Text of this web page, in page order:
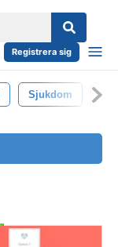
Registrera sig
Sjukdom